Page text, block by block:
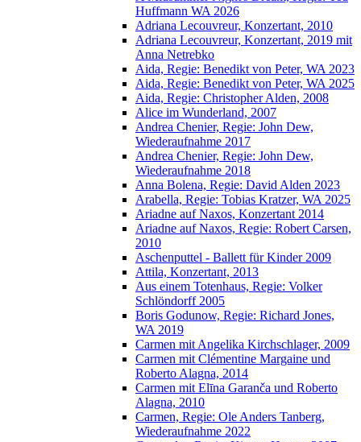
Huffmann WA 2026
Adriana Lecouvreur, Konzertant, 2010
Adriana Lecouvreur, Konzertant, 2019 mit
Anna Netrebko
Aida, Regie: Benedikt von Peter, WA 2023
Aida, Regie: Benedikt von Peter, WA 2025
Aida, Regie: Christopher Alden, 2008
Alice im Wunderland, 2007
Andrea Chenier, Regie: John Dew,
Wiederaufnahme 2017
Andrea Chenier, Regie: John Dew,
Wiederaufnahme 2018
Anna Bolena, Regie: David Alden 2023
Arabella, Regie: Tobias Kratzer, WA 2025
Ariadne auf Naxos, Konzertant 2014
Ariadne auf Naxos, Regie: Robert Carsen,
2010
Aschenputtel - Ballett für Kinder 2009
Attila, Konzertant, 2013
Aus einem Totenhaus, Regie: Volker
Schlöndorff 2005
Boris Godunow, Regie: Richard Jones,
WA 2019
Carmen mit Angelika Kirchschlager, 2009
Carmen mit Clémentine Margaine und
Roberto Alagna, 2014
Carmen mit Elīna Garanča und Roberto
Alagna, 2010
Carmen, Regie: Ole Anders Tanberg,
Wiederaufnahme 2022